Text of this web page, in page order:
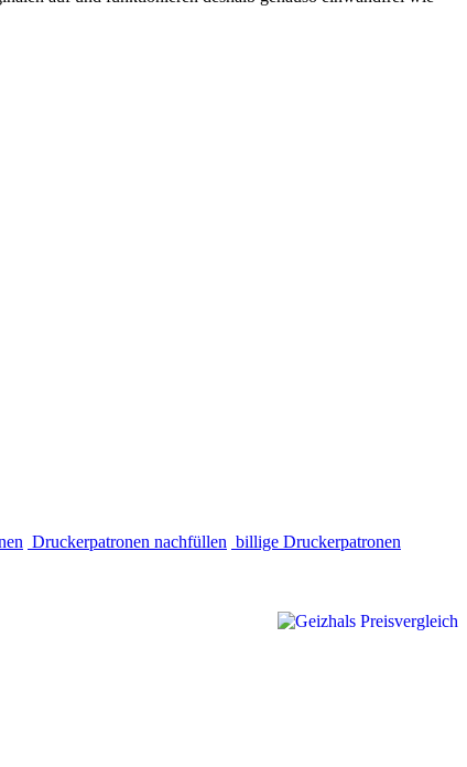
Druckerpatronen nachfüllen billige Druckerpatronen